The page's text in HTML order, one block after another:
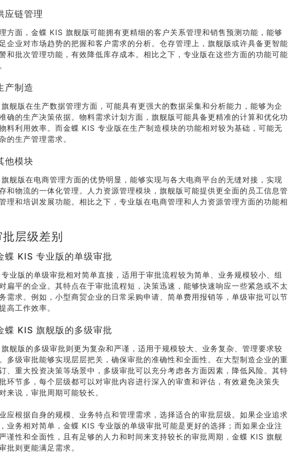
应链管理
方面，金蝶 KIS 旗舰版可能拥有更精细的客户关系管理和销售预测功能，能够
企业对市场趋势的把握和客户需求的分析。仓存管理上，旗舰版或许具备更智能
和批次管理功能，有效降低库存成本。相比之下，专业版在这些方面的功能可能
产制造
舰版在生产数据管理方面，可能具有更强大的数据采集和分析能力，能够为企
确的生产决策依据。物料需求计划方面，旗舰版可能具备更精准的计算和优化功
料利用效率。而金蝶 KIS 专业版在生产制造模块的功能相对较为基础，可能无
的生产管理需求。
他模块
舰版在电商管理方面的优势明显，能够实现与各大电商平台的无缝对接，实现
和物流的一体化管理。人力资源管理模块，旗舰版可能提供更全面的员工信息管
理和培训发展功能。相比之下，专业版在电商管理和人力资源管理方面的功能相
层级差别
蝶 KIS 专业版的单级审批
业版的单级审批相对简单直接，适用于审批流程较为简单、业务规模较小、组
扁平的企业。其特点在于审批流程短，决策迅速，能够快速响应一些紧急或不太
需求。例如，小型商贸企业的日常采购申请、简单费用报销等，单级审批可以节
高工作效率。
蝶 KIS 旗舰版的多级审批
舰版的多级审批则更为复杂和严谨，适用于规模较大、业务复杂、管理要求较
多级审批能够实现层层把关，确保审批的准确性和全面性。在大型制造企业的重
、重大投资决策等场景中，多级审批可以充分考虑各方面因素，降低风险。其特
环节多，每个层级都可以对审批内容进行深入的审查和评估，有效避免决策失
来说，审批周期可能较长。
应根据自身的规模、业务特点和管理需求，选择适合的审批层级。如果企业追求
业务相对简单，金蝶 KIS 专业版的单级审批可能是更好的选择；而如果企业注
谨性和全面性，且有足够的人力和时间来支持较长的审批周期，金蝶 KIS 旗舰
批则更能满足需求。